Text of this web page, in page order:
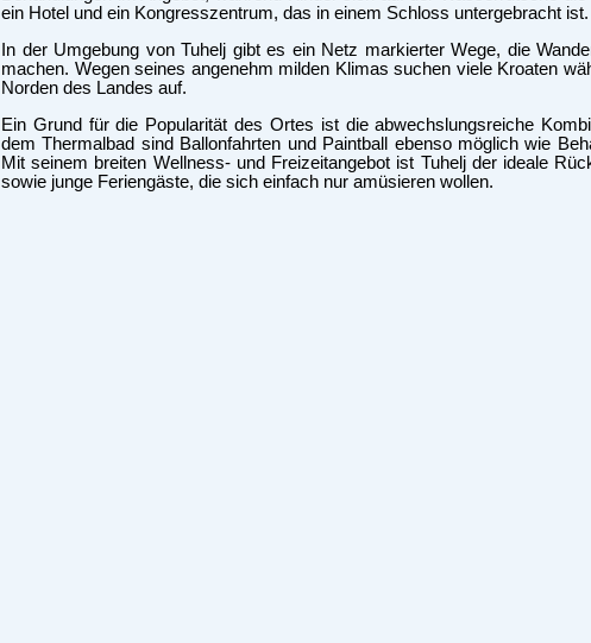
ein Hotel und ein Kongresszentrum, das in einem Schloss untergebracht ist.
In der Umgebung von Tuhelj gibt es ein Netz markierter Wege, die
machen. Wegen seines angenehm milden Klimas suchen viele Kroaten
Norden des Landes auf.
Ein Grund für die Popularität des Ortes ist die abwechslungsreiche
dem Thermalbad sind Ballonfahrten und Paintball ebenso möglich wie
Mit seinem breiten Wellness- und Freizeitangebot ist Tuhelj der ideale
sowie junge Feriengäste, die sich einfach nur amüsieren wollen.